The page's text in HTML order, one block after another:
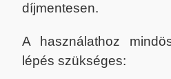
díjmentesen.
A használathoz
lépés szükséges: